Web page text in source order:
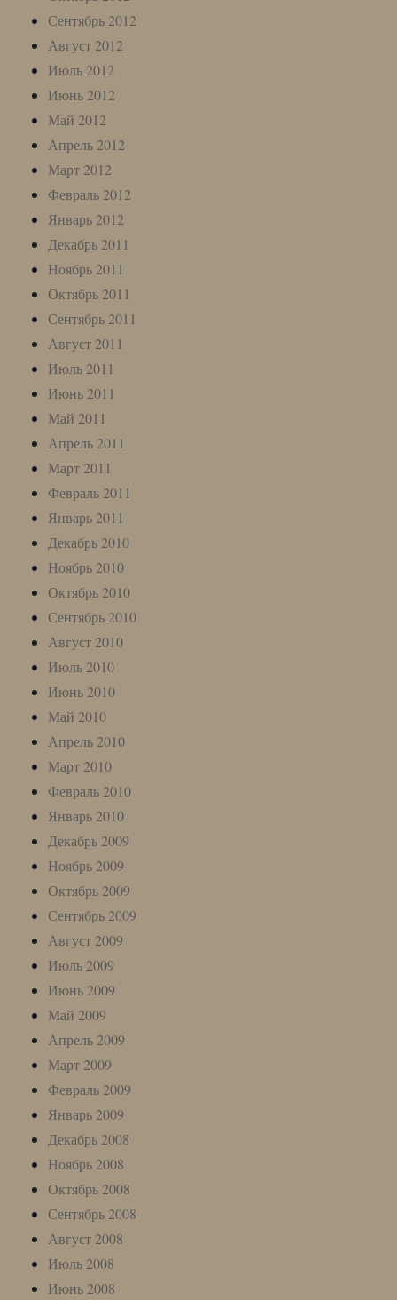
Сентябрь 2012
Август 2012
Июль 2012
Июнь 2012
Май 2012
Апрель 2012
Март 2012
Февраль 2012
Январь 2012
Декабрь 2011
Ноябрь 2011
Октябрь 2011
Сентябрь 2011
Август 2011
Июль 2011
Июнь 2011
Май 2011
Апрель 2011
Март 2011
Февраль 2011
Январь 2011
Декабрь 2010
Ноябрь 2010
Октябрь 2010
Сентябрь 2010
Август 2010
Июль 2010
Июнь 2010
Май 2010
Апрель 2010
Март 2010
Февраль 2010
Январь 2010
Декабрь 2009
Ноябрь 2009
Октябрь 2009
Сентябрь 2009
Август 2009
Июль 2009
Июнь 2009
Май 2009
Апрель 2009
Март 2009
Февраль 2009
Январь 2009
Декабрь 2008
Ноябрь 2008
Октябрь 2008
Сентябрь 2008
Август 2008
Июль 2008
Июнь 2008